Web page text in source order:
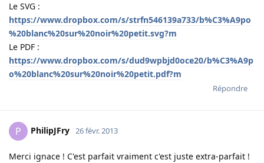
Le SVG :
https://www.dropbox.com/s/strfn546139a733/b%C3%A9po
%20blanc%20sur%20noir%20petit.svg?m
Le PDF :
https://www.dropbox.com/s/dud9wpbjd0oce20/b%C3%A9p
o%20blanc%20sur%20noir%20petit.pdf?m
Répondre
P PhilipJFry 26 févr. 2013
Merci ignace ! C'est parfait vraiment c'est juste extra-parfait !